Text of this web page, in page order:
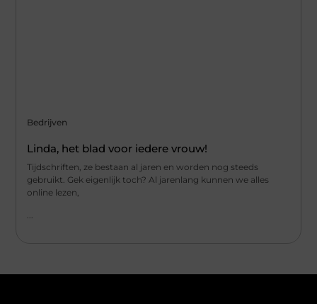
Bedrijven
Linda, het blad voor iedere vrouw!
Tijdschriften, ze bestaan al jaren en worden nog steeds
gebruikt. Gek eigenlijk toch? Al jarenlang kunnen we alles
online lezen,
...